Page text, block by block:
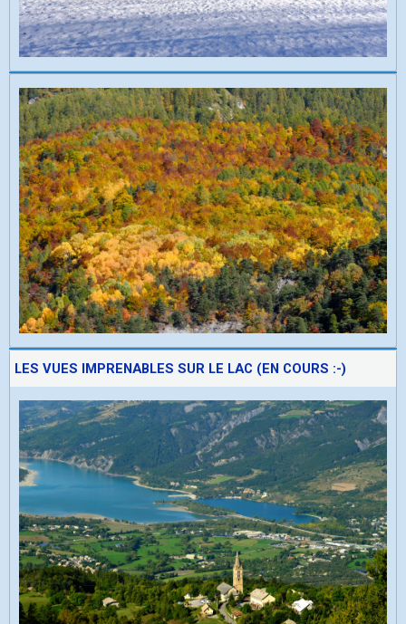
LES VUES IMPRENABLES SUR LE LAC (EN COURS :-)